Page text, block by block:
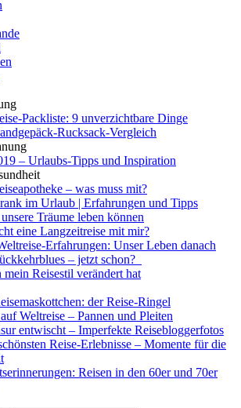
Packliste: 9 unverzichtbare Dinge
Rucksack-Vergleich
– Urlaubs-Tipps und Inspiration
– was muss mit?
im Urlaub | Erfahrungen und Tipps
Träume leben können
eine Langzeitreise mit mir?
Erfahrungen: Unser Leben danach
– jetzt schon?
mein Reisestil verändert hat
der Reise-Ringel
Weltreise – Pannen und Pleiten
entwischt – Imperfekte Reisebloggerfotos
Reise-Erlebnisse – Momente für die
Reisen in den 60er und 70er